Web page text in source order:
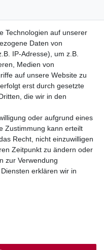
für Händler unter:
Uhr
Sie sich als
Fachhändler. Vielen
Daten­schutz­erklärung
Technologien auf unserer
Daten von
IP-Adresse), um z.B.
Medien von
auf unsere Website zu
erst durch gesetzte
die wir in den
oder aufgrund eines
Zustimmung kann erteilt
Recht, nicht einzuwilligen
Zeitpunkt zu ändern oder
zur Verwendung
erklären wir in